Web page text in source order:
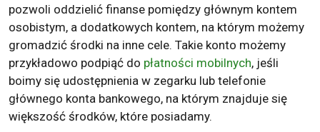
pozwoli oddzielić finanse pomiędzy głównym kontem
osobistym, a dodatkowych kontem, na którym możemy
gromadzić środki na inne cele. Takie konto możemy
przykładowo podpiąć do płatności mobilnych, jeśli
boimy się udostępnienia w zegarku lub telefonie
głównego konta bankowego, na którym znajduje się
większość środków, które posiadamy.